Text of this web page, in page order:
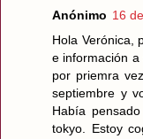
Anónimo 16
Hola Verónica,
e información
por priemra
septiembre y
Había
tokyo. Estoy